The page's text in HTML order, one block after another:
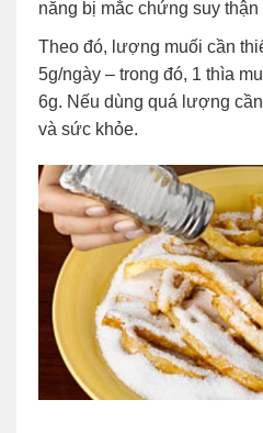
năng bị mắc chứng suy thận
Theo đó, lượng muối cần
5g/ngày – trong đó, 1 thìa
6g. Nếu dùng quá lượng
và sức khỏe.